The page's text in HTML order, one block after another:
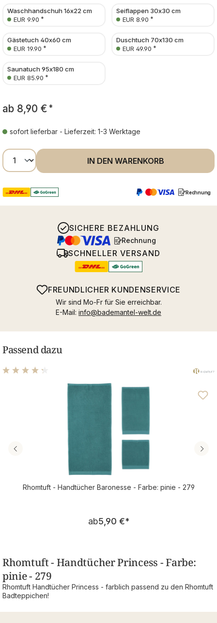
Waschhandschuh 16x22 cm
EUR 9.90 *
Seiflappen 30x30 cm
EUR 8.90 *
Gästetuch 40x60 cm
EUR 19.90 *
Duschtuch 70x130 cm
EUR 49.90 *
Saunatuch 95x180 cm
EUR 85.90 *
ab 8,90 € *
sofort lieferbar - Lieferzeit: 1-3 Werktage
Produkt Anzahl: Gib den gewünschten
IN DEN WARENKORB
Rechnung
SICHERE BEZAHLUNG
Rechnung
SCHNELLER VERSAND
FREUNDLICHER KUNDENSERVICE
Wir sind Mo-Fr für Sie erreichbar.
E-Mail: info@bademantel-welt.de
Passend dazu
Durchschnittliche Bewertung von 4.25 von 5 Sternen
Rhomtuft - Handtücher Baronesse - Farbe: pinie - 279
Regulärer Preis:
ab5,90 €*
Rhomtuft - Handtücher Princess - Farbe:
pinie - 279
Rhomtuft Handtücher Princess - farblich passend zu den Rhomtuft
Badteppichen!